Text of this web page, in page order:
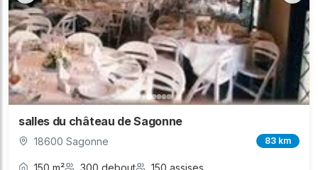
salles du château de Sagonne
18600 Sagonne 83 km
150 m² 300 debout 150 assises